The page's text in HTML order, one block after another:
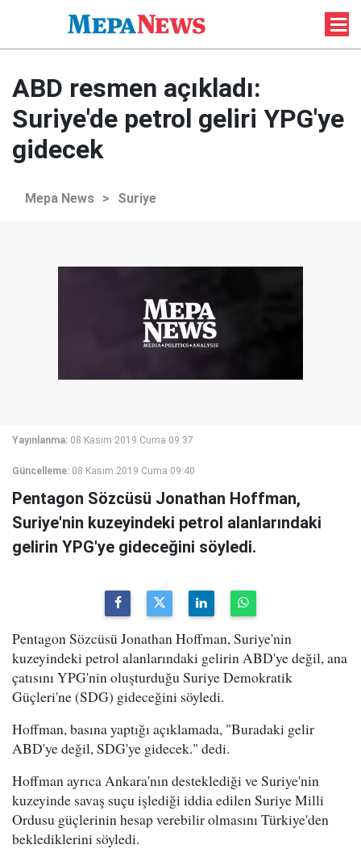
ABD resmen açıkladı:
Suriye'de petrol geliri YPG'ye
gidecek
Mepa News > Suriye
Yayınlanma: 08 Kasım 2019 Cuma 09:37
Güncelleme: 08 Kasım 2019 Cuma 09:40
Pentagon Sözcüsü Jonathan Hoffman,
Suriye'nin kuzeyindeki petrol alanlarındaki
gelirin YPG'ye gideceğini söyledi.
Pentagon Sözcüsü Jonathan Hoffman, Suriye'nin
kuzeyindeki petrol alanlarındaki gelirin ABD'ye değil, ana
çatısını YPG'nin oluşturduğu Suriye Demokratik
Güçleri'ne (SDG) gideceğini söyledi.
Hoffman, basına yaptığı açıklamada, "Buradaki gelir
ABD'ye değil, SDG'ye gidecek." dedi.
Hoffman ayrıca Ankara'nın desteklediği ve Suriye'nin
kuzeyinde savaş suçu işlediği iddia edilen Suriye Milli
Ordusu güçlerinin hesap verebilir olmasını Türkiye'den
beklediklerini söyledi.